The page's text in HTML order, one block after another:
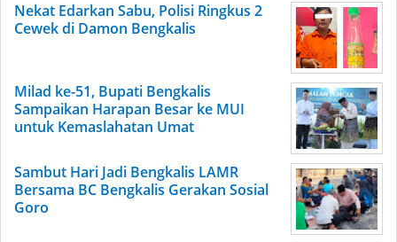
Nekat Edarkan Sabu, Polisi Ringkus 2
Cewek di Damon Bengkalis
Milad ke-51, Bupati Bengkalis
Sampaikan Harapan Besar ke MUI
untuk Kemaslahatan Umat
Sambut Hari Jadi Bengkalis LAMR
Bersama BC Bengkalis Gerakan Sosial
Goro